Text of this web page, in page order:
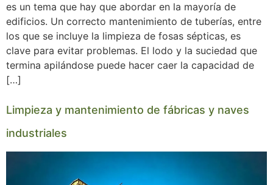
es un tema que hay que abordar en la mayoría de
edificios. Un correcto mantenimiento de tuberías, entre
los que se incluye la limpieza de fosas sépticas, es
clave para evitar problemas. El lodo y la suciedad que
termina apilándose puede hacer caer la capacidad de
[…]
Limpieza y mantenimiento de fábricas y naves
industriales